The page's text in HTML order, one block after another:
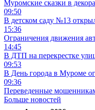
Муромские сказки в
09:50
В детском саду №13
15:36
Ограничения движения
14:45
В ДТП на перекрестке
09:53
В День города в Муроме
09:36
Переведенные
Больше новостей